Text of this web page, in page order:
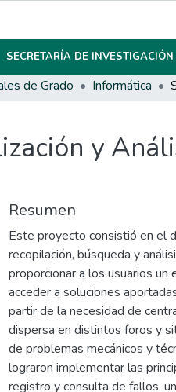
SECRETARÍA DE INVESTIGACIÓN
de Grado Informática
y
Resumen
Este proyecto consistió en el
recopilación, búsqueda y
proporcionar a los usuarios
acceder a soluciones
partir de la necesidad de
dispersa en distintos foros y
de problemas mecánicos y
lograron implementar las
registro y consulta de fallos,